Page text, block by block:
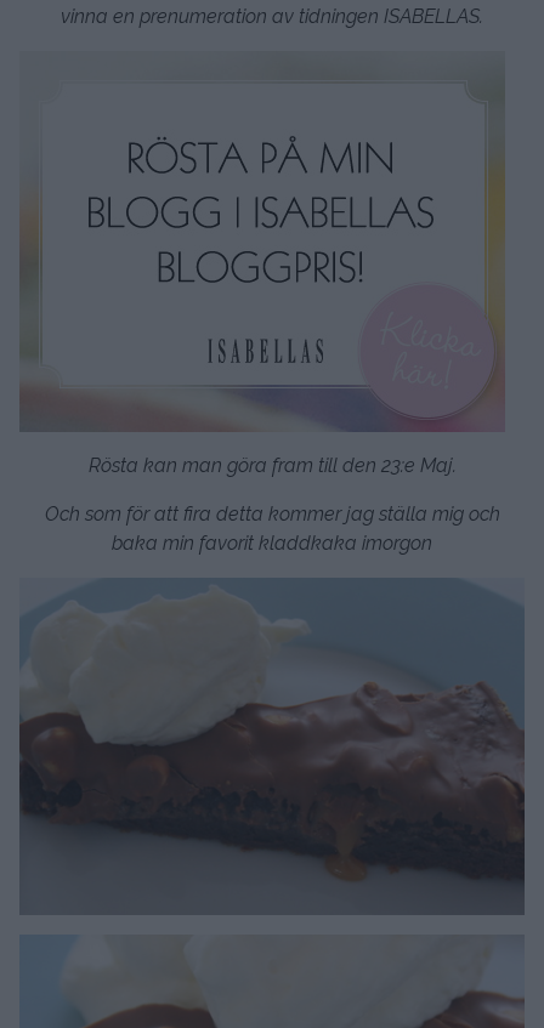
vinna en prenumeration av tidningen ISABELLAS.
Rösta kan man göra fram till den 23:e Maj.
Och som för att fira detta kommer jag ställa mig och
baka min favorit kladdkaka imorgon